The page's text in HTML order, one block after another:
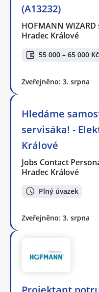
(A13232)
HOFMANN WIZARD
Hradec Králové
55 000 – 65 000 Kč
Zveřejněno: 3. srpna
Hledáme
servisáka! -
Králové
Jobs Contact
Hradec Králové
Plný úvazek
Zveřejněno: 3. srpna